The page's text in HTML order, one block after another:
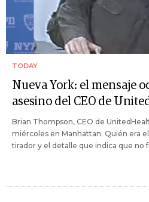
TODAY
Nueva York: el mensaje
asesino del CEO de
Brian Thompson, CEO de
miércoles en Manhattan. Quién era
tirador y el detalle que indica que no